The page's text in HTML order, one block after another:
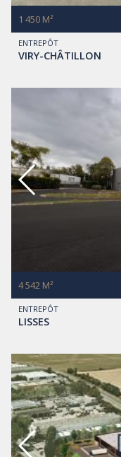
ENTREPÔT
VIRY-CHÂTILLON
1 450 M²
ENTREPÔT
LISSES
4 542 M²